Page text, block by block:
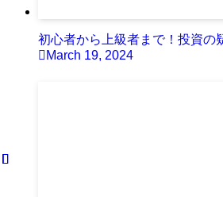
初心者から上級者まで！投資の
March 19, 2024